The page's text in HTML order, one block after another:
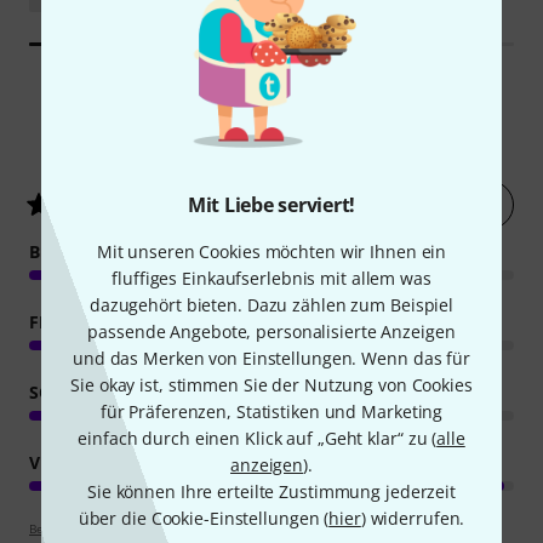
Mit Liebe serviert!
Mit unseren Cookies möchten wir Ihnen ein
fluffiges Einkaufserlebnis mit allem was
dazugehört bieten. Dazu zählen zum Beispiel
passende Angebote, personalisierte Anzeigen
und das Merken von Einstellungen. Wenn das für
Sie okay ist, stimmen Sie der Nutzung von Cookies
für Präferenzen, Statistiken und Marketing
einfach durch einen Klick auf „Geht klar“ zu (alle
anzeigen).
Sie können Ihre erteilte Zustimmung jederzeit
über die Cookie-Einstellungen (hier) widerrufen.
Kundenbewertungen
4.6/ 5
BEDIENUNG
FEATURES
SOUND
VERARBEITUNG
Bewertungsrichtlinien